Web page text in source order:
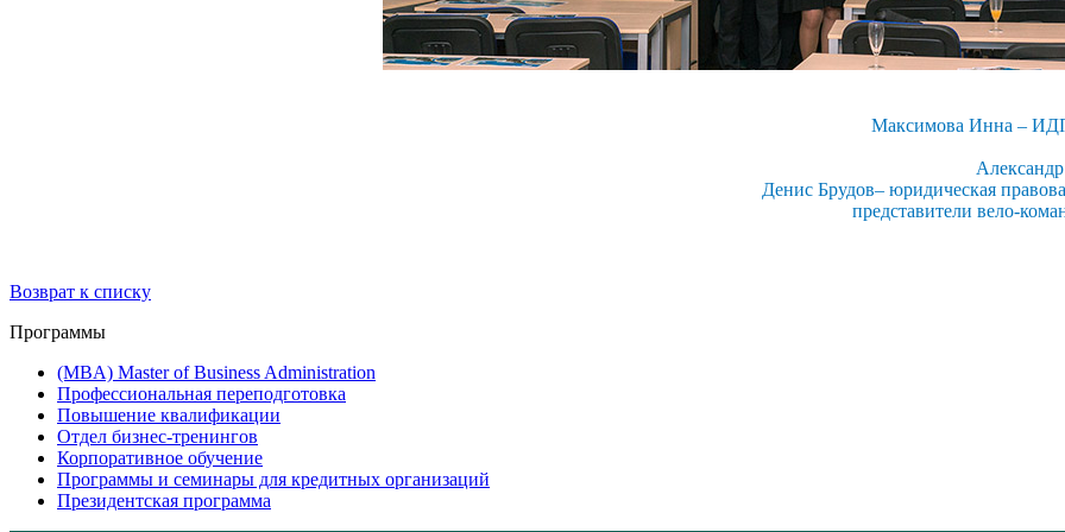
Максимова Инна –
Денис Брудов– юридическая
представители вело-
Возврат к списку
Программы
(MBA) Master of Business Administration
Профессиональная переподготовка
Повышение квалификации
Отдел бизнес-тренингов
Корпоративное обучение
Программы и семинары для кредитных организаций
Президентская программа